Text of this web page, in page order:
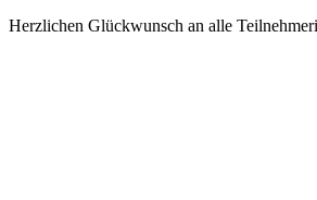
Herzlichen Glückwunsch an alle